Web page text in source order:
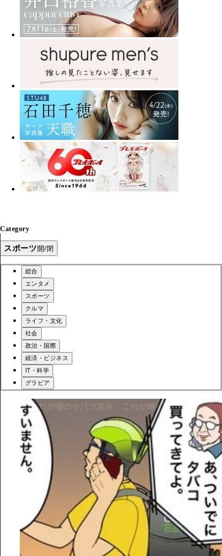
Category
スポーツ開/閉
総合
エンタメ
スポーツ
クルマ
ライフ・文化
社会
政治・国際
経済・ビジネス
IT・科学
グラビア